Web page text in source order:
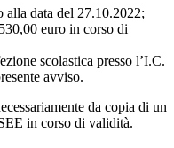
alla data del 27.10.2022;
euro in corso di
scolastica presso l’I.C.
avviso.
da copia di un
in corso di validità.